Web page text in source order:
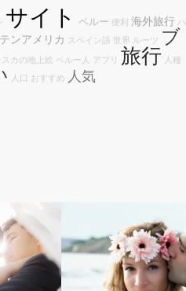
サイト ペルー 便利 海外旅行 ハ
ンアメリカ スペイン語 世界 ルーツ ブ
スカの地上絵 ペルー人 アプリ 旅行 人種
人口 おすすめ 人気